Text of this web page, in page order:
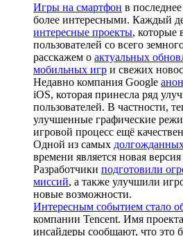
Игры на смартфон в
более интересными. Каждый
интересные проекты, которые
пользователей со всего
расскажем о актуальных
мобильных игр и свежих
Недавно компания Google
iOS, которая принесла ряд
пользователей. В частности,
улучшенные графические
игровой процесс ещё
Одной из самых
времени является новая
Разработчики подготовили
миссий, а также улучшили
новые возможности.
Интересным событием стало
компании Tencent. Имя
инсайдеры сообщают, что это